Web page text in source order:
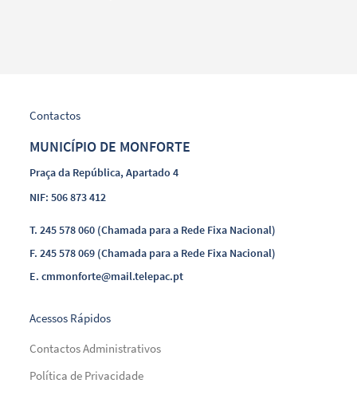
Contactos
MUNICÍPIO DE MONFORTE
Praça da República, Apartado 4
NIF: 506 873 412
T.245 578 060 (Chamada para a Rede Fixa Nacional)
F.245 578 069 (Chamada para a Rede Fixa Nacional)
E.cmmonforte@mail.telepac.pt
Acessos Rápidos
Contactos Administrativos
Política de Privacidade